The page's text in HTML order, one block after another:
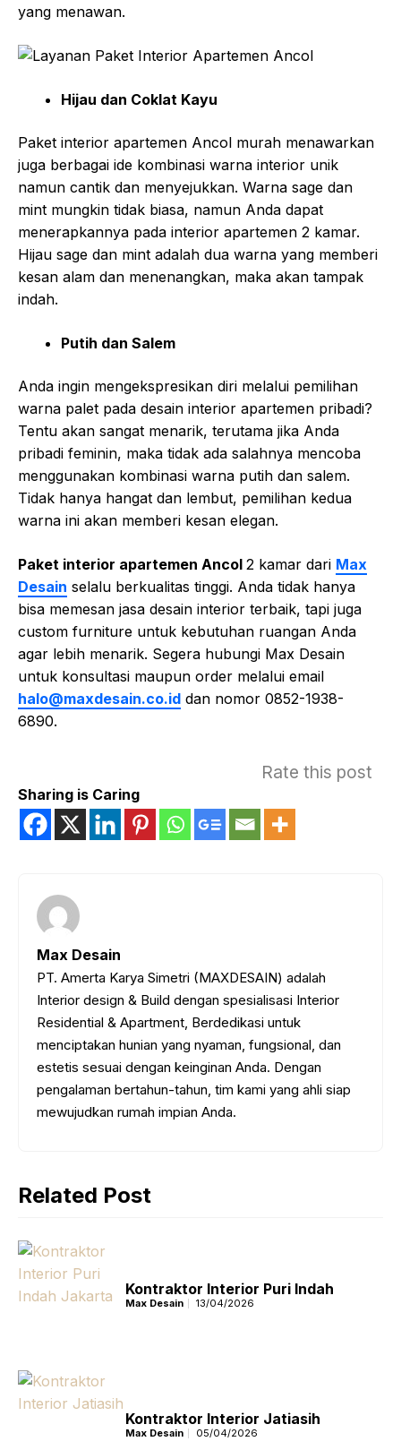
yang menawan.
Hijau dan Coklat Kayu
Paket interior apartemen Ancol murah menawarkan
juga berbagai ide kombinasi warna interior unik
namun cantik dan menyejukkan. Warna sage dan
mint mungkin tidak biasa, namun Anda dapat
menerapkannya pada interior apartemen 2 kamar.
Hijau sage dan mint adalah dua warna yang memberi
kesan alam dan menenangkan, maka akan tampak
indah.
Putih dan Salem
Anda ingin mengekspresikan diri melalui pemilihan
warna palet pada desain interior apartemen pribadi?
Tentu akan sangat menarik, terutama jika Anda
pribadi feminin, maka tidak ada salahnya mencoba
menggunakan kombinasi warna putih dan salem.
Tidak hanya hangat dan lembut, pemilihan kedua
warna ini akan memberi kesan elegan.
Paket interior apartemen Ancol 2 kamar dari Max
Desain selalu berkualitas tinggi. Anda tidak hanya
bisa memesan jasa desain interior terbaik, tapi juga
custom furniture untuk kebutuhan ruangan Anda
agar lebih menarik. Segera hubungi Max Desain
untuk konsultasi maupun order melalui email
halo@maxdesain.co.id dan nomor 0852-1938-
6890.
Rate this post
Sharing is Caring
Max Desain
PT. Amerta Karya Simetri (MAXDESAIN) adalah
Interior design & Build dengan spesialisasi Interior
Residential & Apartment, Berdedikasi untuk
menciptakan hunian yang nyaman, fungsional, dan
estetis sesuai dengan keinginan Anda. Dengan
pengalaman bertahun-tahun, tim kami yang ahli siap
mewujudkan rumah impian Anda.
Related Post
Kontraktor Interior Puri Indah
Max Desain 13/04/2026
Kontraktor Interior Jatiasih
Max Desain 05/04/2026